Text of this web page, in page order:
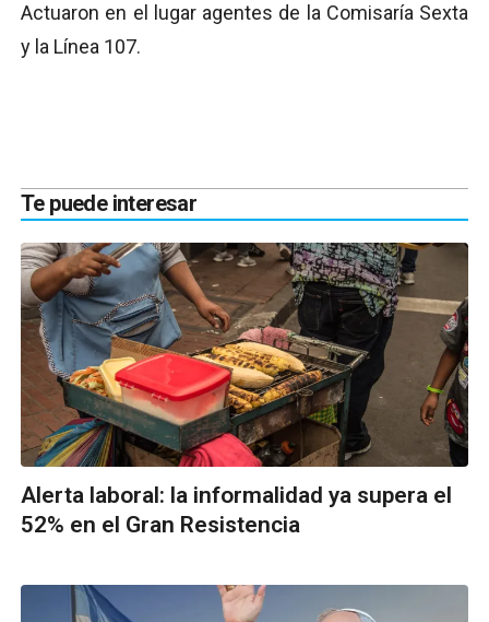
Actuaron en el lugar agentes de la Comisaría Sexta
y la Línea 107.
Te puede interesar
Alerta laboral: la informalidad ya supera el
52% en el Gran Resistencia